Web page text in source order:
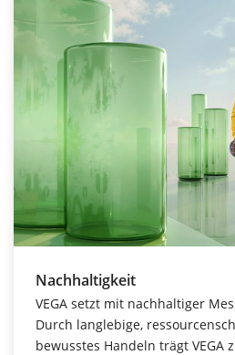
Nachhaltigkeit
VEGA setzt mit nachhaltiger
Durch langlebige,
bewusstes Handeln trägt VEGA